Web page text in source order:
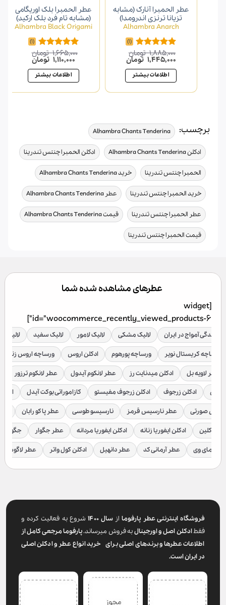
عطر الحمبرا آنارک (مشابه
تزیانا ترنزی اندرومدا)
Alhambra Anarch
امتیاز5.00
از 5
(1)
1,885,000 تومان
قیمت
اصلی
1,885,000 تومان
بود.
1,445,000 تومانقیمت
است. اطلاعات بیشتر
عطر الحمبرا بلک اوریگامی
(مشابه تام فرد بلک ارکید)
Alhambra Black Origami
امتیاز5.00
از 5
(1)
1,665,000 تومان
قیمت
اصلی
1,665,000 تومان
بود.
1,110,000 تومانقیمت
است. اطلاعات بیشتر
برچسب: Alhambra Chants Tenderina
,
ادکلن Alhambra Chants Tenderina , ادکلن الحمبرا چنتس تندرینا ,
الحمبرا چنتس تندرینا , خرید Alhambra Chants Tenderina ,
خرید الحمبرا چنتس تندرینا , عطر Alhambra Chants Tenderina ,
عطر الحمبرا چنتس تندرینا , قیمت Alhambra Chants Tenderina ,
قیمت الحمبرا چنتس تندرینا
عطرهای مشاهده شده شما
[widget
id="woocommerce_recently_viewed_products-6"]
نمایندگی آمواج در ایران لالیک مشکی لالیک لامور لالیک سفید لالیک
ورساچه کریستال نویر ورساچه پورهوم ادکلن اروس ورساچه اروس زنانه
عطر لاویه بل ادکلن میدنایت رز عطر لانکوم آیدول عطر لانکوم ترزور
ادکلن زرجوف ادکلن زرجوف مفیستو کازاموراتی بوکت آیدل
صورتی عطر نارسیس قرمز نارسیسو طوسی عطر پاکو رابان
کلین ادکلن ایفوریا زنانه ادکلن ایفوریا مردانه عطر جگوار جگوار
عطر مای وی عطر آرمانی کد عطر دانهیل ادکلن کول واتر عطر لاگوست
فروشگاه اینترنتی عطر پارفوما از سال ۱۴۰۰
شروع به فعالیت کرده و
فقطادکلن اصل و اورجینالبه فروش میرساند.پارفومامرجعی کامل از
اطلاعات عطرها و برندهای اصلی برای خرید انواع عطر و ادکلن اصلی
در ایران است.